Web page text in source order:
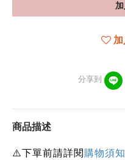
分享到
商品描述
⚠️下單前請詳閱購物須知